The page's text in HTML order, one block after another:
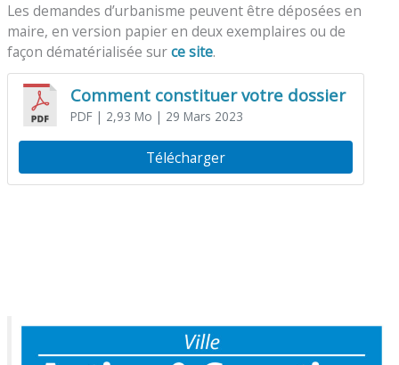
Les demandes d’urbanisme peuvent être déposées en
maire, en version papier en deux exemplaires ou de
façon dématérialisée surce site.
Comment constituer votre dossier
PDF| 2,93 Mo | 29 Mars 2023
Télécharger